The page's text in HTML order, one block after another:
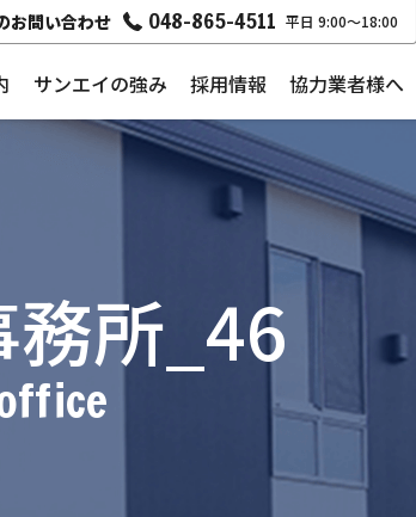
サンエイの強み 採用情報 協力業者様へ
お問い合わせ 048-865-4511 平日 9:00〜18:00
務所_46